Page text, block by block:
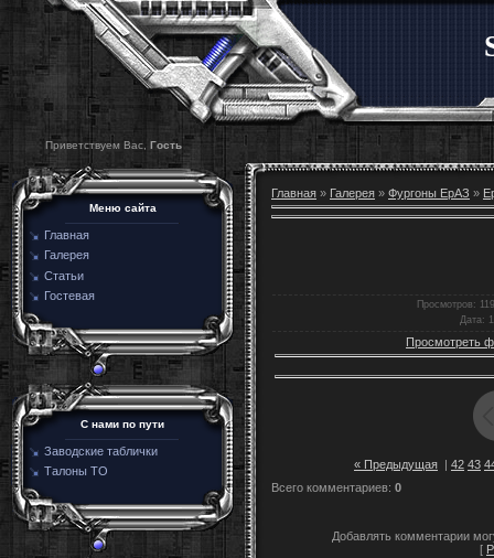
Приветствуем Вас, Гость
Меню сайта
Главная
Галерея
Статьи
Гостевая
C нами по пути
Заводские таблички
Талоны ТО
Главная » Галерея » Фургоны ЕрАЗ »
Просмотров:
Дата :
Просмотреть
« Предыдущая | 42 43
Всего комментариев: 0
Добавлять комментарии
[